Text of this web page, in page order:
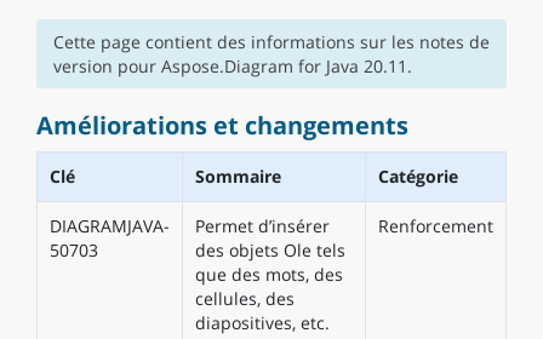
Cette page contient des informations sur les notes de
version pour Aspose.Diagram for Java 20.11.
Améliorations et changements
Clé Sommaire Catégorie
DIAGRAMJAVA-
50703
Permet d’insérer
des objets Ole tels
que des mots, des
cellules, des
diapositives, etc.
Renforcement